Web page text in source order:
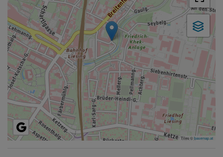
Tiles ©basemap.at